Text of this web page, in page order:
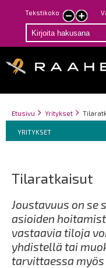
Hyppää
pääsisältöön
Tekstikoko
Pienennä
tekstin
kokoa
tekstin
kokoa
Breadcrumbs
You
here:
Etusivu Yritykset
Breadcrumbs
You
are
YRITYKSET
Tilaratkaisut
Joustavuus on se
asioiden
vastaavia tiloja
yhdistellä tai
tarvittaessa